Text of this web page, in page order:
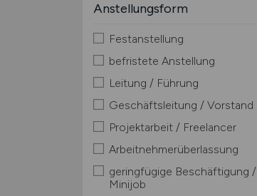
Anstellungsform
Festanstellung
befristete Anstellung
Leitung / Führung
Geschäftsleitung / Vorstand
Projektarbeit / Freelancer
Arbeitnehmerüberlassung
geringfügige Beschäftigung /
Minijob